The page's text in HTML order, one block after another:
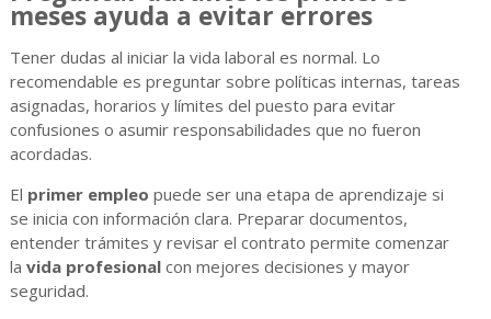
meses ayuda a evitar errores
Tener dudas al iniciar la vida laboral es normal. Lo
recomendable es preguntar sobre políticas internas, tareas
asignadas, horarios y límites del puesto para evitar
confusiones o asumir responsabilidades que no fueron
acordadas.
El primer empleo puede ser una etapa de aprendizaje si
se inicia con información clara. Preparar documentos,
entender trámites y revisar el contrato permite comenzar
la vida profesionalcon mejores decisiones y mayor
seguridad.